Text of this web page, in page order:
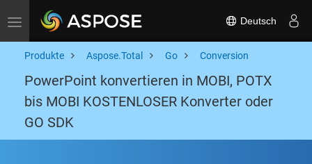
Toggle navigation Deutsch
Produkte Aspose.Total Go Conversion
PowerPoint konvertieren in MOBI, POTX
bis MOBI KOSTENLOSER Konverter oder
GO SDK